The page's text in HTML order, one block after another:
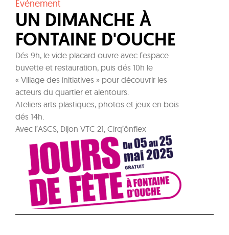
Evénement
UN DIMANCHE À
FONTAINE D'OUCHE
Dés 9h, le vide placard ouvre avec l’espace
buvette et restauration, puis dés 10h le
« Village des initiatives » pour découvrir les
acteurs du quartier et alentours.
Ateliers arts plastiques, photos et jeux en bois
dés 14h.
Avec l’ASCS, Dijon VTC 21, Cirq’ônflex